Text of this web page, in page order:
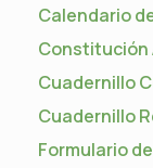
Calendario
Constitución
Cuadernillo
Cuadernillo
Formulario